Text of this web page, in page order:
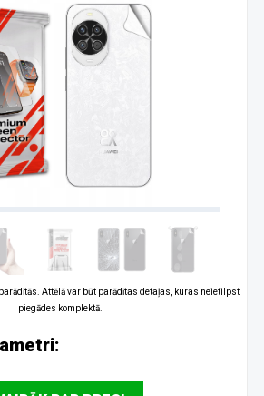
Attēlā var būt parādītas detaļas, kuras neietilpst
piegādes komplektā.